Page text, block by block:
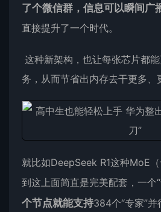
了个微信群，信息可以瞬间广
直接提升了一个时代。
这种新架构，也让每张芯片都
务，从而节省出内存去干更多、
就比如DeepSeek R1这种MoE
到这上面简直是完美配套，一个“
个节点就能支持384个“专家”